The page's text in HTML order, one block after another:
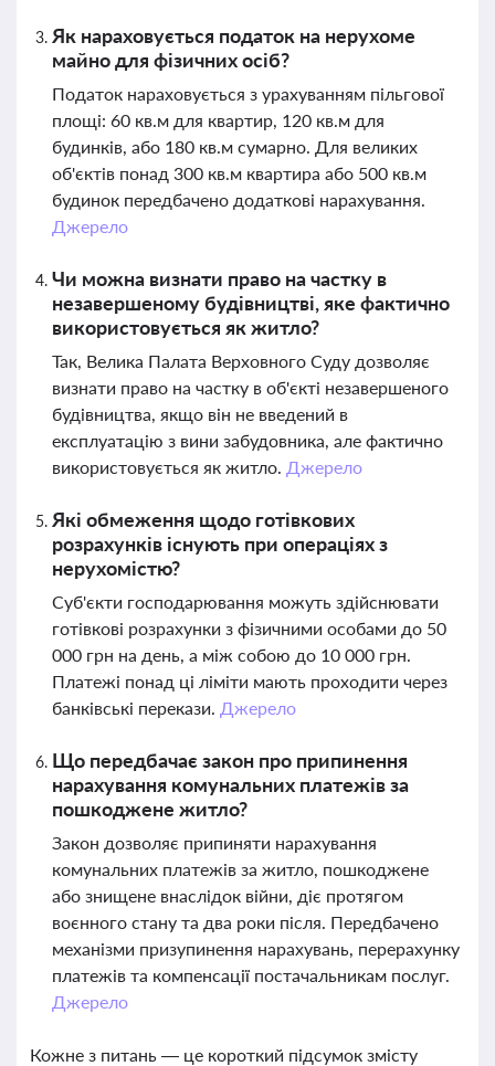
Як нараховується податок на нерухоме
майно для фізичних осіб?
Податок нараховується з урахуванням пільгової
площі: 60 кв.м для квартир, 120 кв.м для
будинків, або 180 кв.м сумарно. Для великих
об'єктів понад 300 кв.м квартира або 500 кв.м
будинок передбачено додаткові нарахування.
Джерело
Чи можна визнати право на частку в
незавершеному будівництві, яке фактично
використовується як житло?
Так, Велика Палата Верховного Суду дозволяє
визнати право на частку в об'єкті незавершеного
будівництва, якщо він не введений в
експлуатацію з вини забудовника, але фактично
використовується як житло. Джерело
Які обмеження щодо готівкових
розрахунків існують при операціях з
нерухомістю?
Суб'єкти господарювання можуть здійснювати
готівкові розрахунки з фізичними особами до 50
000 грн на день, а між собою до 10 000 грн.
Платежі понад ці ліміти мають проходити через
банківські перекази. Джерело
Що передбачає закон про припинення
нарахування комунальних платежів за
пошкоджене житло?
Закон дозволяє припиняти нарахування
комунальних платежів за житло, пошкоджене
або знищене внаслідок війни, діє протягом
воєнного стану та два роки після. Передбачено
механізми призупинення нарахувань, перерахунку
платежів та компенсації постачальникам послуг.
Джерело
Кожне з питань — це короткий підсумок змісту